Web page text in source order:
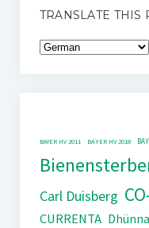
TRANSLATE THIS
BAYER HV 2011 BAYER HV 2018
Carl Duisberg
CURRENTA